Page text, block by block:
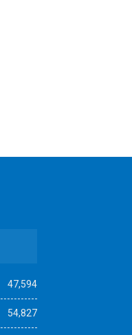
47,594
54,827